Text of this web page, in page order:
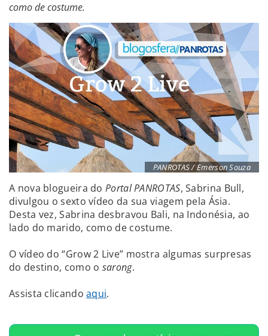
como de costume.
PANROTAS / Emerson Souza
A nova blogueira do Portal PANROTAS, Sabrina Bull,
divulgou o sexto vídeo da sua viagem pela Ásia.
Desta vez, Sabrina desbravou Bali, na Indonésia, ao
lado do marido, como de costume.
O vídeo do “Grow 2 Live” mostra algumas surpresas
do destino, como o sarong.
Assista clicandoaqui.